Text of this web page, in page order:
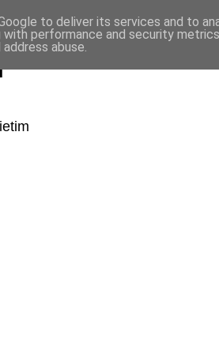
to deliver its services and to
with performance and security
abuse.